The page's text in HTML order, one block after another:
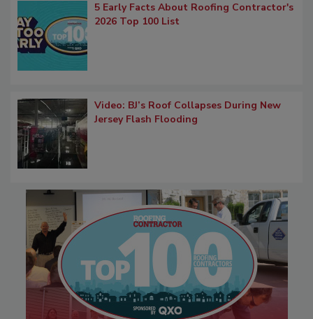
5 Early Facts About Roofing Contractor's
2026 Top 100 List
Video: BJ’s Roof Collapses During New
Jersey Flash Flooding